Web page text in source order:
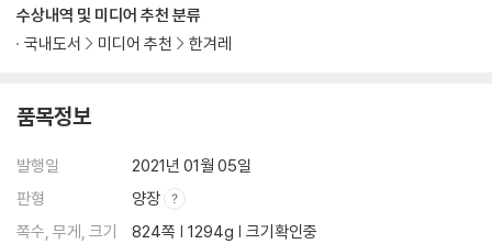
10. 포커│상대의 허풍을 간파하는 법
포커 드림의 시작｜패 읽기의 기술｜확률적으로 사고하라｜슈뢰딩거의
리가 평정심을 잃는 이유｜결과보다 과정에 초점을 맞춰라
Ⅳ. 보이지 않는 손이 세상을 움직인다
11. 주식│개인이 결코 시장을 이길 수 없다면
웰컴 투 베이즈랜드｜베이즈주의의 ‘보이지 않는 손’｜예측시장: 힐러리
수상내역 및 미디어 추천 분류
국내도서
미디어 추천 한겨레
품목정보
발행일
2021년 01월 05일
판형
양장
쪽수, 무게, 크기
824쪽 | 1294g | 크기확인중